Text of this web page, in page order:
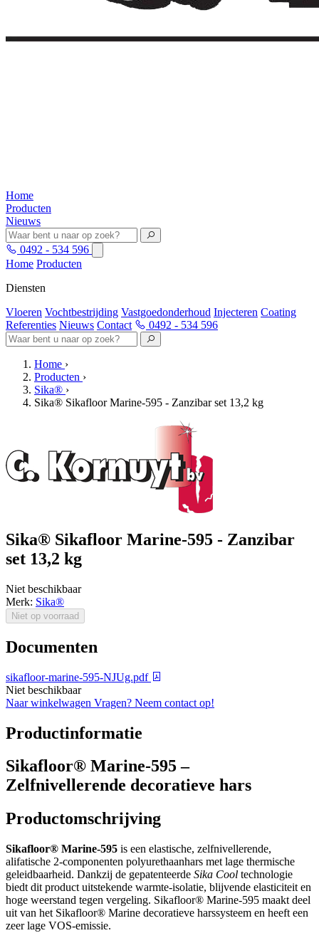
Home
Producten
Nieuws
0492 - 534 596
Home Producten
Diensten
Vloeren Vochtbestrijding Vastgoedonderhoud Injecteren Coating
Referenties Nieuws Contact 0492 - 534 596
Home ›
Producten ›
Sika® ›
Sika® Sikafloor Marine-595 - Zanzibar set 13,2 kg
Sika® Sikafloor Marine-595 - Zanzibar
set 13,2 kg
Niet beschikbaar
Merk: Sika®
Niet op voorraad
Documenten
sikafloor-marine-595-NJUg.pdf
Niet beschikbaar
Naar winkelwagen Vragen? Neem contact op!
Productinformatie
Sikafloor® Marine-595 –
Zelfnivellerende decoratieve hars
Productomschrijving
Sikafloor® Marine-595 is een elastische, zelfnivellerende,
alifatische 2-componenten polyurethaanhars met lage thermische
geleidbaarheid. Dankzij de gepatenteerde Sika Cool technologie
biedt dit product uitstekende warmte-isolatie, blijvende elasticiteit en
hoge weerstand tegen vergeling. Sikafloor® Marine-595 maakt deel
uit van het Sikafloor® Marine decoratieve harssysteem en heeft een
zeer lage VOS-emissie.